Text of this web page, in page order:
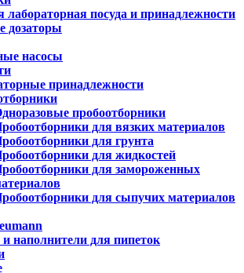
лабораторная посуда и принадлежности
дозаторы
насосы
принадлежности
пробоотборники
для вязких материалов
для грунта
для жидкостей
для замороженных
для сыпучих материалов
наполнители для пипеток